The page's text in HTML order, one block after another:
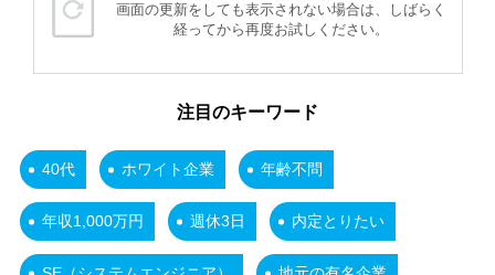
画面の更新をしても表示されない場合は、しばらく
経ってから再度お試しください。
注目のキーワード
40代 ホワイト企業 年齢不問
年収1,000万円 週休3日 内定とりたい